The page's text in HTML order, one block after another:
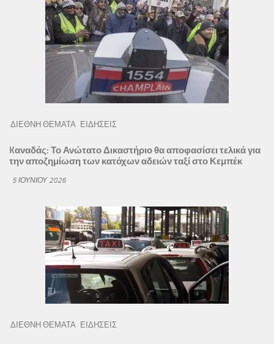
ΔΙΕΘΝΗ ΘΕΜΑΤΑ ΕΙΔΗΣΕΙΣ
Kαναδάς: Το Ανώτατο Δικαστήριο θα αποφασίσει τελικά για
την αποζημίωση των κατόχων αδειών ταξί στο Κεμπέκ
5 ΙΟΥΝΊΟΥ 2026
ΔΙΕΘΝΗ ΘΕΜΑΤΑ ΕΙΔΗΣΕΙΣ